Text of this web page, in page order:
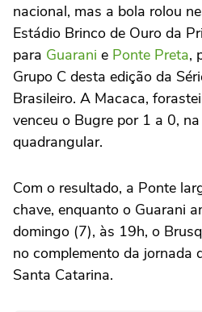
nacional, mas a bola rolou
Estádio Brinco de Ouro da
para Guarani e Ponte Preta,
Grupo C desta edição da
Brasileiro. A Macaca,
venceu o Bugre por 1 a 0,
quadrangular.
Com o resultado, a Ponte
chave, enquanto o Guarani
domingo (7), às 19h, o
no complemento da jornada
Santa Catarina.